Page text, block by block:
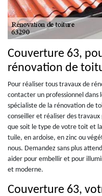
Couverture 63,
rénovation de
Pour réaliser tous travaux de
contacter un professionnel dans
spécialiste de la rénovation de
conseiller et réaliser des
que soit le type de votre toit et
tuile, en ardoise, en zinc ou
nous. Demandez sans plus
aider pour embellir et pour
et moderne.
Couverture 63,